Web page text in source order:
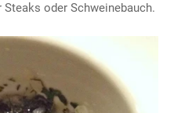
oder Schweinebauch.